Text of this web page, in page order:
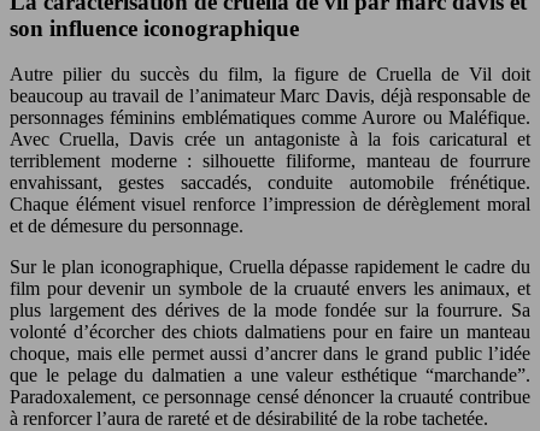
son influence iconographique
Autre pilier du succès du film, la figure de Cruella de Vil doit
beaucoup au travail de l’animateur Marc Davis, déjà responsable de
personnages féminins emblématiques comme Aurore ou Maléfique.
Avec Cruella, Davis crée un antagoniste à la fois caricatural et
terriblement moderne : silhouette filiforme, manteau de fourrure
envahissant, gestes saccadés, conduite automobile frénétique.
Chaque élément visuel renforce l’impression de dérèglement moral
et de démesure du personnage.
Sur le plan iconographique, Cruella dépasse rapidement le cadre du
film pour devenir un symbole de la cruauté envers les animaux, et
plus largement des dérives de la mode fondée sur la fourrure. Sa
volonté d’écorcher des chiots dalmatiens pour en faire un manteau
choque, mais elle permet aussi d’ancrer dans le grand public l’idée
que le pelage du dalmatien a une valeur esthétique “marchande”.
Paradoxalement, ce personnage censé dénoncer la cruauté contribue
à renforcer l’aura de rareté et de désirabilité de la robe tachetée.